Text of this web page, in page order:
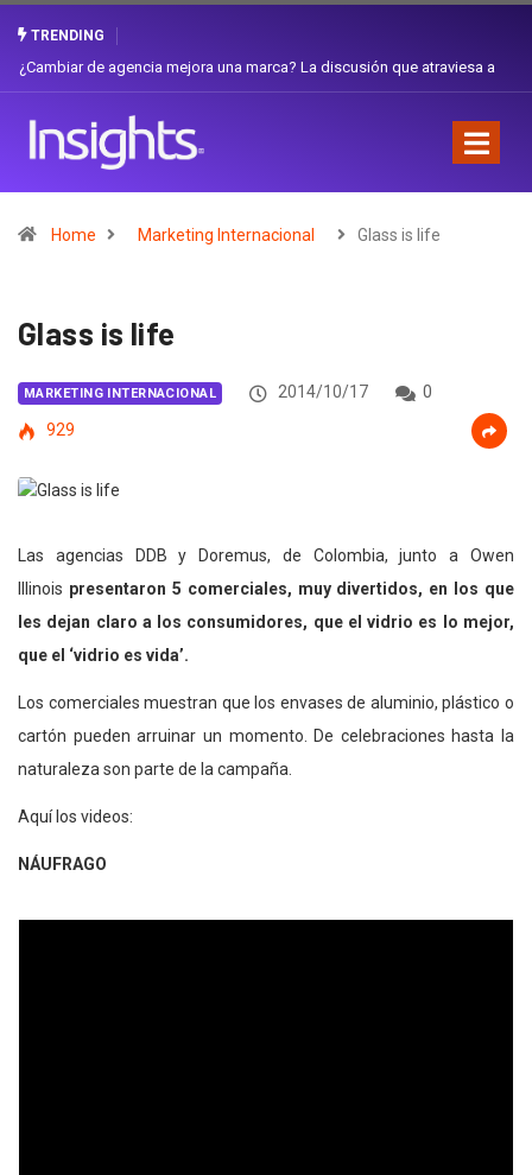
TRENDING
¿Cambiar de agencia mejora una marca? La discusión que atraviesa a
Home Marketing Internacional Glass is life
Glass is life
MARKETING INTERNACIONAL 2014/10/17
0
929
Las agencias DDB y Doremus, de Colombia, junto a Owen
Illinois presentaron 5 comerciales, muy divertidos, en los que
les dejan claro a los consumidores, que el vidrio es lo mejor,
que el ‘vidrio es vida’.
Los comerciales muestran que los envases de aluminio, plástico o
cartón pueden arruinar un momento. De celebraciones hasta la
naturaleza son parte de la campaña.
Aquí los videos:
NÁUFRAGO